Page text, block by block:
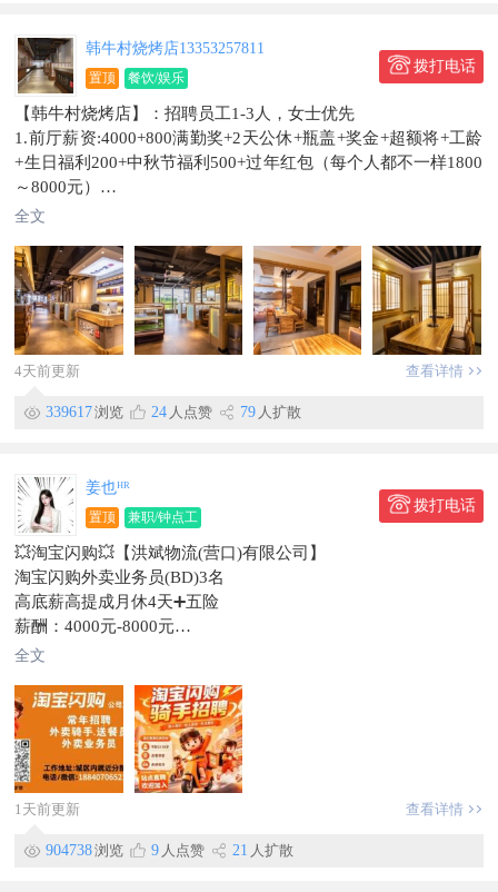
韩牛村烧烤店13353257811
置顶 餐饮/娱乐
拨打电话
【韩牛村烧烤店】：招聘员工1-3人，女士优先
1.前厅薪资:4000+800满勤奖+2天公休+瓶盖+奖金+超额将+工龄
+生日福利200+中秋节福利500+过年红包（每个人都不一样1800
～8000元）
到手工资：包括奖金5000～8000元
2.后厨打杂：暑假期间招一名
底薪4000元满勤奖800元
3.招聘钟点工：5点30～9点30一小时17元干活好能涨
4.暑假工：底薪3000元满勤奖500元
地址:龙源华府北门
联系电话：133****7811
信息有效期到2026/10/13
全文
4天前更新 查看详情
339617浏览 24 人点赞 79 人扩散
姜也ᴴᴿ
置顶 兼职/钟点工
拨打电话
💥淘宝闪购💥【洪斌物流(营口)有限公司】
淘宝闪购外卖业务员(BD)3名
高底薪高提成月休4天➕五险
薪酬：4000元-8000元
任职要求：
2、具有优秀的学习能力，思维敏捷，善于与人沟通；
3、抗压能力强，有强烈的进取精神，重视团队合作，有很好的
敬业精神；
4、目标明确，锲而不舍，能不断自我激励。
5.有市场工作经验优先录用
联系电话188****6521（微信同号）
急招骑手_送餐员50名
全文
1天前更新 查看详情
904738浏览 9 人点赞 21 人扩散